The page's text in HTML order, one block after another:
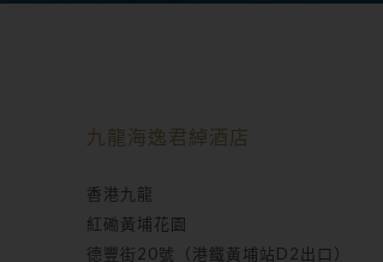
九龍海逸君綽酒店
香港九龍
紅磡黃埔花園
德豐街20號（港鐵黃埔站D2出口）